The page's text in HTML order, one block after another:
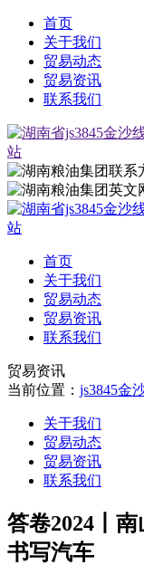
首页
关于我们
贸易动态
贸易资讯
联系我们
首页
关于我们
贸易动态
贸易资讯
联系我们
贸易资讯
当前位置： js3845金
关于我们
贸易动态
贸易资讯
联系我们
答卷2024丨
书写汽车